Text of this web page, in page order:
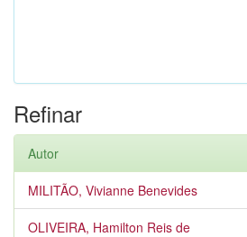
Refinar
Autor
MILITÃO, Vivianne Benevides
OLIVEIRA, Hamilton Reis de